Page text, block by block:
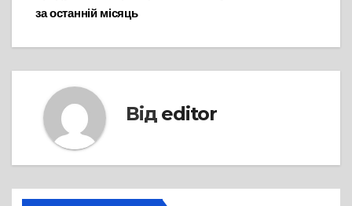
за останній місяць
Від editor